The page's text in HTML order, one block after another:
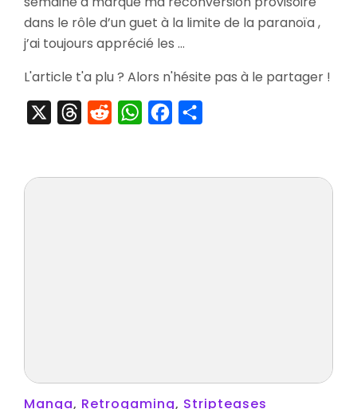
Limited
The
Band
dans le rôle d’un guet à la limite de la paranoïa ,
j’ai toujours apprécié les …
L'article t'a plu ? Alors n'hésite pas à le partager !
ThreadsRedditWhatsAppFacebook
Manga, Retrogaming, Stripteases